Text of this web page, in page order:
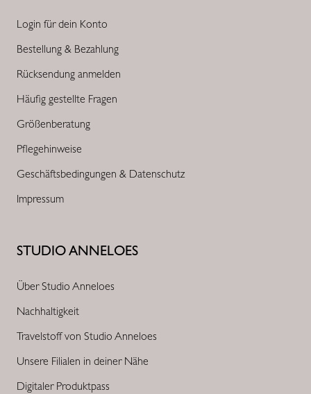
STUDIO ANNELOES
Über Studio Anneloes
Nachhaltigkeit
Travelstoff von Studio Anneloes
Unsere Filialen in deiner Nähe
Digitaler Produktpass
Login für dein Konto
Bestellung & Bezahlung
Rücksendung anmelden
Häufig gestellte Fragen
Größenberatung
Pflegehinweise
Geschäftsbedingungen & Datenschutz
Impressum